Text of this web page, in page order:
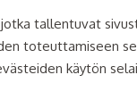
tallentuvat
toteuttamiseen
käytön